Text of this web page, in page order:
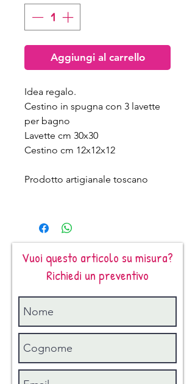
Aggiungi al carrello
Idea regalo.
Cestino in spugna con 3 lavette
per bagno
Lavette cm 30x30
Cestino cm 12x12x12
Prodotto artigianale toscano
Vuoi questo articolo su misura?
Richiedi un preventivo